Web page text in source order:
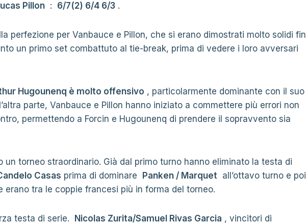
Pillon : 6/7(2) 6/4 6/3 .
perfezione per Vanbauce e Pillon, che si erano dimostrati molto solidi fin
un primo set combattuto al tie-break, prima di vedere i loro avversari
Hugounenq è molto offensivo , particolarmente dominante con il suo
parte, Vanbauce e Pillon hanno iniziato a commettere più errori non
permettendo a Forcin e Hugounenq di prendere il sopravvento sia
un torneo straordinario. Già dal primo turno hanno eliminato la testa di
Casas prima di dominare Panken / Marquet all’ottavo turno e poi
erano tra le coppie francesi più in forma del torneo.
testa di serie. Nicolas Zurita/Samuel Rivas Garcia , vincitori di